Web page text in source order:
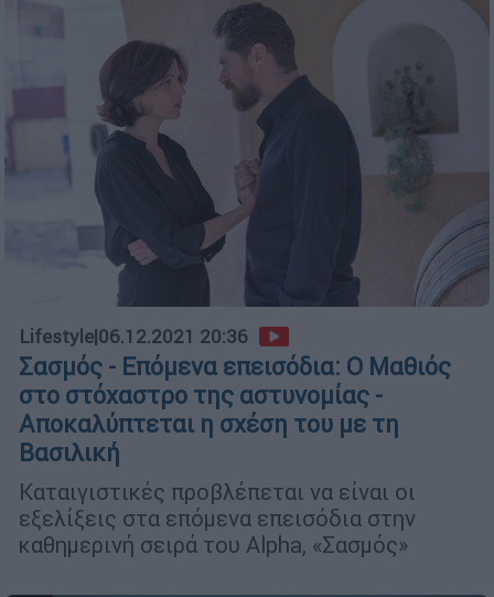
Lifestyle|06.12.2021 20:36
Σασμός - Επόμενα επεισόδια: Ο Μαθιός
στο στόχαστρο της αστυνομίας -
Αποκαλύπτεται η σχέση του με τη
Βασιλική
Καταιγιστικές προβλέπεται να είναι οι
εξελίξεις στα επόμενα επεισόδια στην
καθημερινή σειρά του Alpha, «Σασμός»